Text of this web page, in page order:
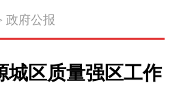
政府公报
城区质量强区工作